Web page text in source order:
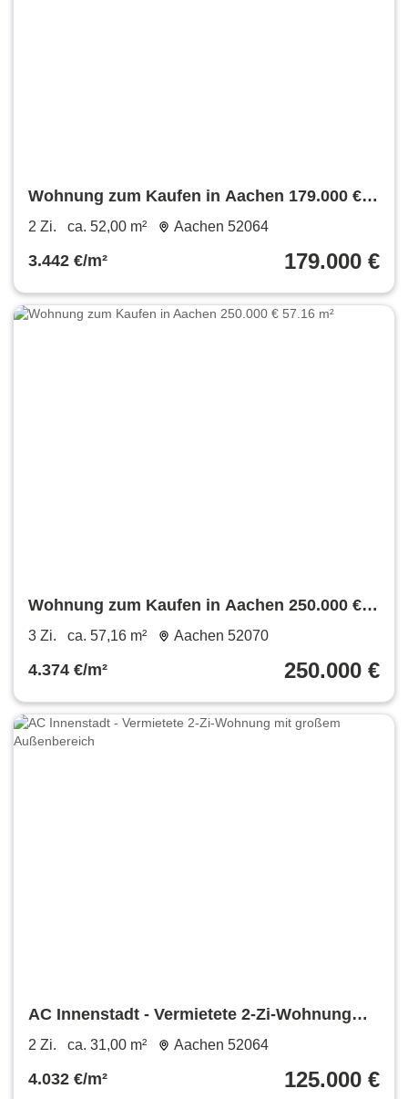
Wohnung zum Kaufen in Aachen 179.000 €
52 m²
2 Zi. ca. 52,00 m² Aachen 52064
3.442 €/m² 179.000 €
Wohnung zum Kaufen in Aachen 250.000 €
57.16 m²
3 Zi. ca. 57,16 m² Aachen 52070
4.374 €/m² 250.000 €
AC Innenstadt - Vermietete 2-Zi-Wohnung
mit großem Außenbereich
2 Zi. ca. 31,00 m² Aachen 52064
4.032 €/m² 125.000 €